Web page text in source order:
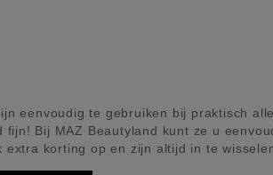
eenvoudig te gebruiken bij praktisch
Bij MAZ Beautyland kunt ze u
extra korting op en zijn altijd in te